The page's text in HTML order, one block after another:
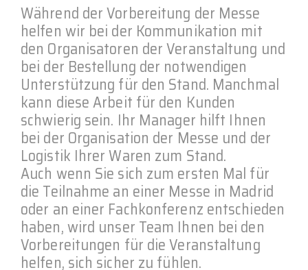
Während der Vorbereitung der Messe
helfen wir bei der Kommunikation mit
den Organisatoren der Veranstaltung und
bei der Bestellung der notwendigen
Unterstützung für den Stand. Manchmal
kann diese Arbeit für den Kunden
schwierig sein. Ihr Manager hilft Ihnen
bei der Organisation der Messe und der
Logistik Ihrer Waren zum Stand.
Auch wenn Sie sich zum ersten Mal für
die Teilnahme an einer Messe in Madrid
oder an einer Fachkonferenz entschieden
haben, wird unser Team Ihnen bei den
Vorbereitungen für die Veranstaltung
helfen, sich sicher zu fühlen.